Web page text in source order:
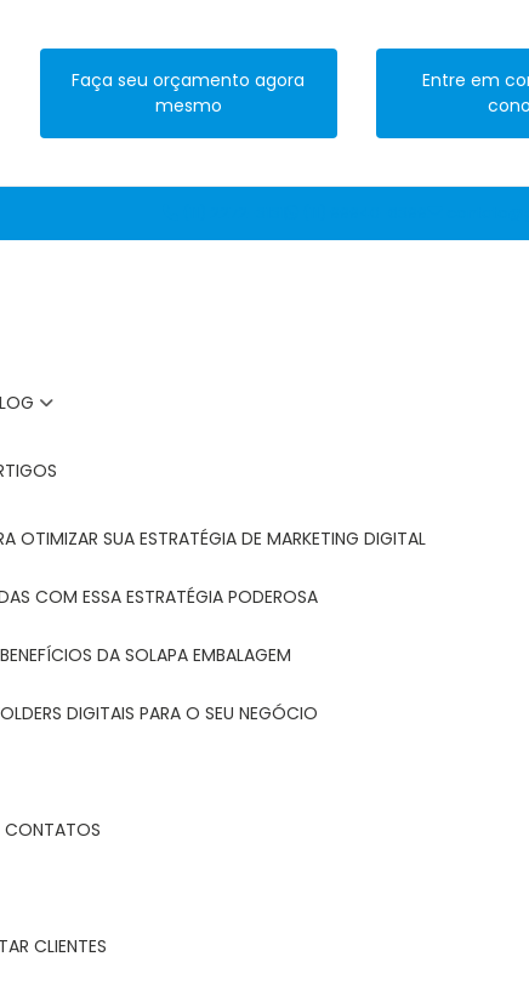
Faça seu orçamento agora
mesmo
Entre em
BLOG
OTIMIZAR SUA ESTRATÉGIA DE MARKETING DIGITAL
COM ESSA ESTRATÉGIA PODEROSA
BENEFÍCIOS DA SOLAPA EMBALAGEM
DIGITAIS PARA O SEU NEGÓCIO
CONTATOS
CLIENTES